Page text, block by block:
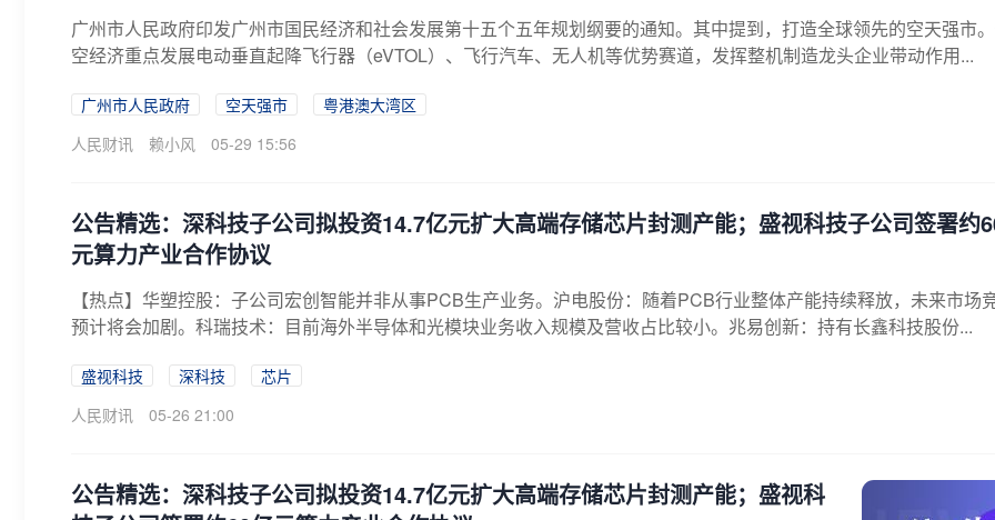
广州市人民政府印发广州市国民经济和社会发展第十五个五年规划纲要的通知。其中提到，打造全球领先的空天强市
空经济重点发展电动垂直起降飞行器（eVTOL）、飞行汽车、无人机等优势赛道，发挥整机制造龙头企业带动作用...
广州市人民政府 空天强市
粤港澳大湾区
人民财讯
赖小风 05-29 15:56
公告精选：深科技子公司拟投资14.7亿元扩大高端存储芯片封测产能；盛视科技子公司签署约
元算力产业合作协议
【热点】华塑控股：子公司宏创智能并非从事PCB生产业务。沪电股份：随着PCB行业整体产能持续释放，未来市场
预计将会加剧。科瑞技术：目前海外半导体和光模块业务收入规模及营收占比较小。兆易创新：持有长鑫科技股份...
盛视科技 深科技
芯片
人民财讯
05-26 21:00
公告精选：深科技子公司拟投资14.7亿元扩大高端存储芯片封测产能；盛视科